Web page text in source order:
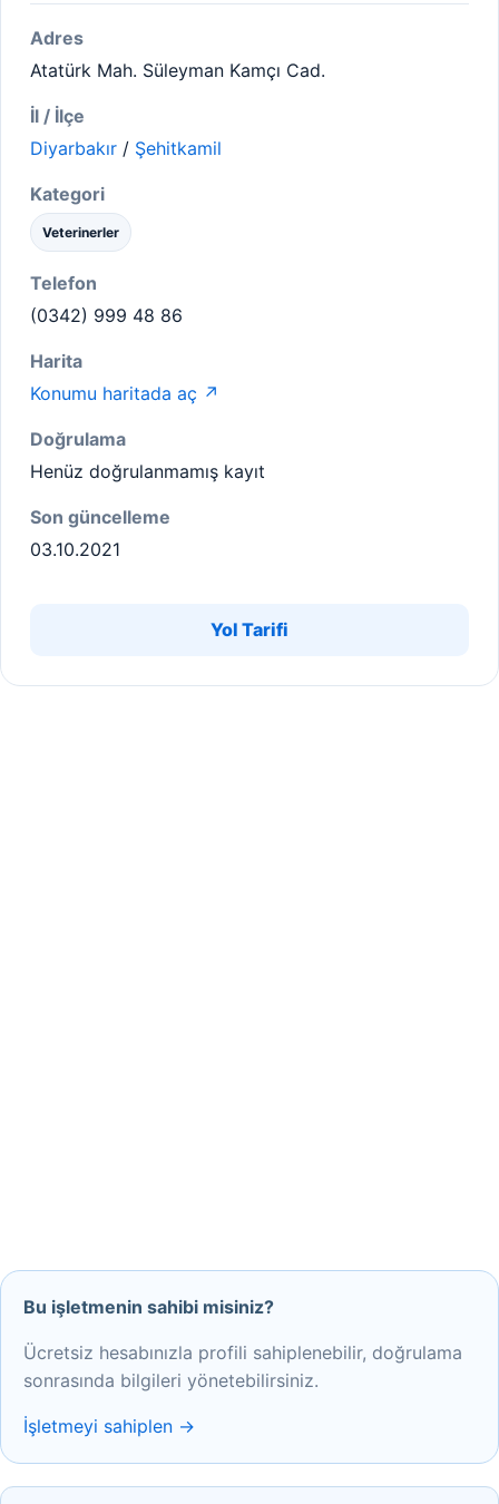
Adres
Atatürk Mah. Süleyman Kamçı Cad.
İl / İlçe
Diyarbakır / Şehitkamil
Kategori
Veterinerler
Telefon
(0342) 999 48 86
Harita
Konumu haritada aç ↗
Doğrulama
Henüz doğrulanmamış kayıt
Son güncelleme
03.10.2021
Yol Tarifi
Bu işletmenin sahibi misiniz?
Ücretsiz hesabınızla profili sahiplenebilir, doğrulama
sonrasında bilgileri yönetebilirsiniz.
İşletmeyi sahiplen →